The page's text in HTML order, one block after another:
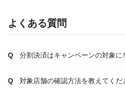
よくある質問
分割決済はキャンペーンの対象に
対象店舗の確認方法を教えてくだ